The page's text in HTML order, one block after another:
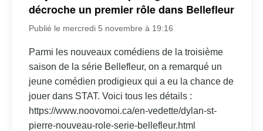
décroche un premier rôle dans Bellefleur
Publié le mercredi 5 novembre à 19:16
Parmi les nouveaux comédiens de la troisième
saison de la série Bellefleur, on a remarqué un
jeune comédien prodigieux qui a eu la chance de
jouer dans STAT. Voici tous les détails :
https://www.noovomoi.ca/en-vedette/dylan-st-
pierre-nouveau-role-serie-bellefleur.html